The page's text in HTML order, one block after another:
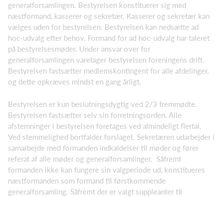
generalforsamlingen. Bestyrelsen konstituerer sig med
næstformand, kasserer og sekretær. Kasserer og sekretær kan
vælges uden for bestyrelsen. Bestyrelsen kan nedsætte ad
hoc-udvalg efter behov. Formand for ad hoc-udvalg har taleret
på bestyrelsesmøder. Under ansvar over for
generalforsamlingen varetager bestyrelsen foreningens drift.
Bestyrelsen fastsætter medlemskontingent for alle afdelinger,
og dette opkræves mindst en gang årligt.
Bestyrelsen er kun beslutningsdygtig ved 2/3 fremmødte.
Bestyrelsen fastsætter selv sin forretningsorden. Alle
afstemninger i bestyrelsen foretages ved almindeligt flertal.
Ved stemmelighed bortfalder forslaget. Sekretæren udarbejder i
samarbejde med formanden indkaldelser til møder og fører
referat af alle møder og generalforsamlinger. Såfremt
formanden ikke kan fungere sin valgperiode ud, konstitueres
næstformanden som formand til førstkommende
generalforsamling. Såfremt der er valgt suppleanter til